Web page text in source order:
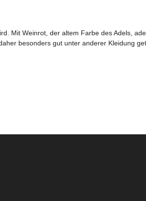
Mit Weinrot, der altem Farbe des Adels,
besonders gut unter anderer Kleidung